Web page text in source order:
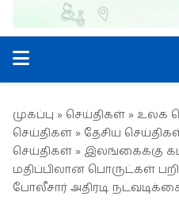
முகப்பு » செய்திகள் » உலக
செய்திகள் » தேசிய
செய்திகள் » இலங்கைக்கு
மதிப்பிலான பொருட்கள்
போலீசார் அதிரடி